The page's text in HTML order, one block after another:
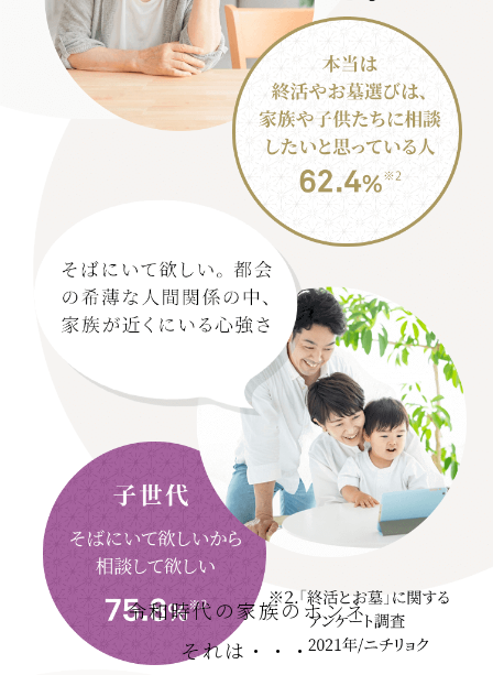
令和時代の家族のホンネ
それは・・・